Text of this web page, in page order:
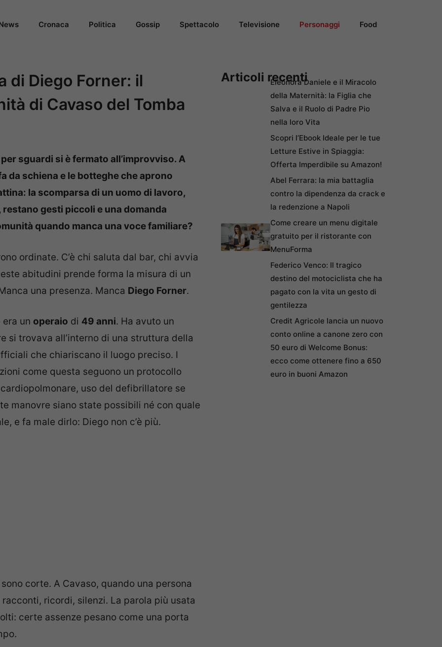
Cronaca Politica Gossip Spettacolo Televisione Personaggi Food
di Diego Forner: il
di Cavaso del Tomba
sguardi si è fermato all’improvviso. A
da schiena e le botteghe che aprono
la scomparsa di un uomo di lavoro,
gesti piccoli e una domanda
quando manca una voce familiare?
ordinate. C’è chi saluta dal bar, chi avvia
abitudini prende forma la misura di un
una presenza. Manca Diego Forner.
era un operaio di 49 anni. Ha avuto un
si trovava all’interno di una struttura della
che chiariscano il luogo preciso. I
come questa seguono un protocollo
uso del defibrillatore se
manovre siano state possibili né con quale
e fa male dirlo: Diego non c’è più.
corte. A Cavaso, quando una persona
ricordi, silenzi. La parola più usata
certe assenze pesano come una porta
Articoli recentiEleonora Daniele e il Miracolo
della Maternità: la Figlia che
Salva e il Ruolo di Padre Pio
nella loro Vita
Scopri l’Ebook Ideale per le tue
Letture Estive in Spiaggia:
Offerta Imperdibile su Amazon!
Abel Ferrara: la mia battaglia
contro la dipendenza da crack e
la redenzione a Napoli
Come creare un menu digitale
gratuito per il ristorante con
MenuForma
Federico Venco: Il tragico
destino del motociclista che ha
pagato con la vita un gesto di
gentilezza
Credit Agricole lancia un nuovo
conto online a canone zero con
50 euro di Welcome Bonus:
ecco come ottenere fino a 650
euro in buoni Amazon